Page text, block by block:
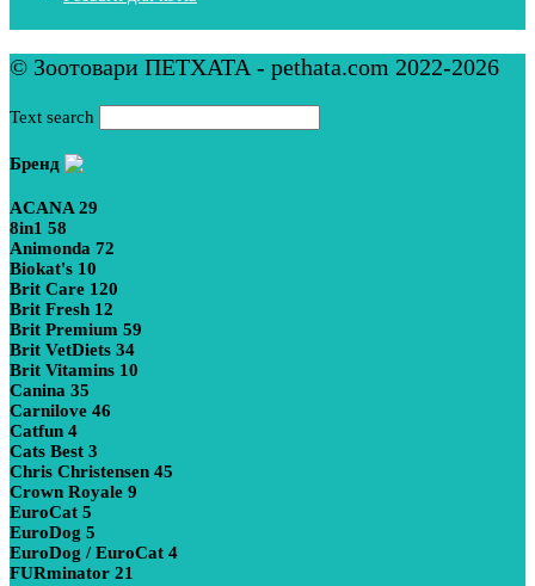
© Зоотовари ПЕТХАТА - pethata.com 2022-2026
Text search
Бренд
ACANA 29
8in1 58
Animonda 72
Biokat's 10
Brit Care 120
Brit Fresh 12
Brit Premium 59
Brit VetDiets 34
Brit Vitamins 10
Canina 35
Carnilove 46
Catfun 4
Cats Best 3
Chris Christensen 45
Crown Royale 9
EuroCat 5
EuroDog 5
EuroDog / EuroCat 4
FURminator 21